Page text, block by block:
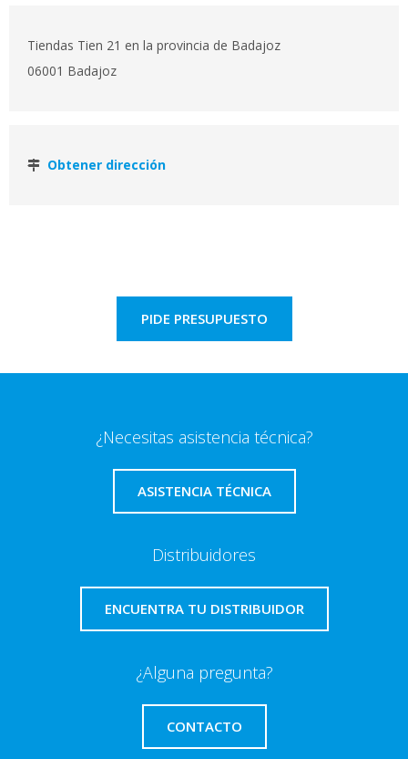
Tiendas Tien 21 en la provincia de Badajoz
06001 Badajoz
Obtener dirección
PIDE PRESUPUESTO
¿Necesitas asistencia técnica?
ASISTENCIA TÉCNICA
Distribuidores
ENCUENTRA TU DISTRIBUIDOR
¿Alguna pregunta?
CONTACTO